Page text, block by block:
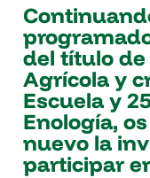
del título
Agrícola y
Escuela y
Enología,
nuevo la
participar